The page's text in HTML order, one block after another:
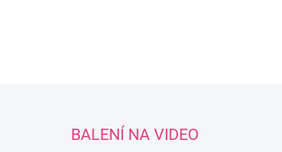
BALENÍ NA VIDEO